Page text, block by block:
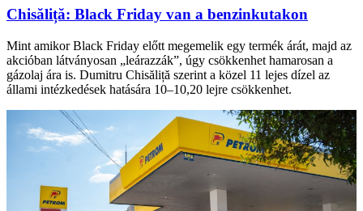
Chisăliță: Black Friday van a benzinkutakon
Mint amikor Black Friday előtt megemelik egy termék árát, majd az
akcióban látványosan „leárazzák”, úgy csökkenhet hamarosan a
gázolaj ára is. Dumitru Chisăliță szerint a közel 11 lejes dízel az
állami intézkedések hatására 10–10,20 lejre csökkenhet.